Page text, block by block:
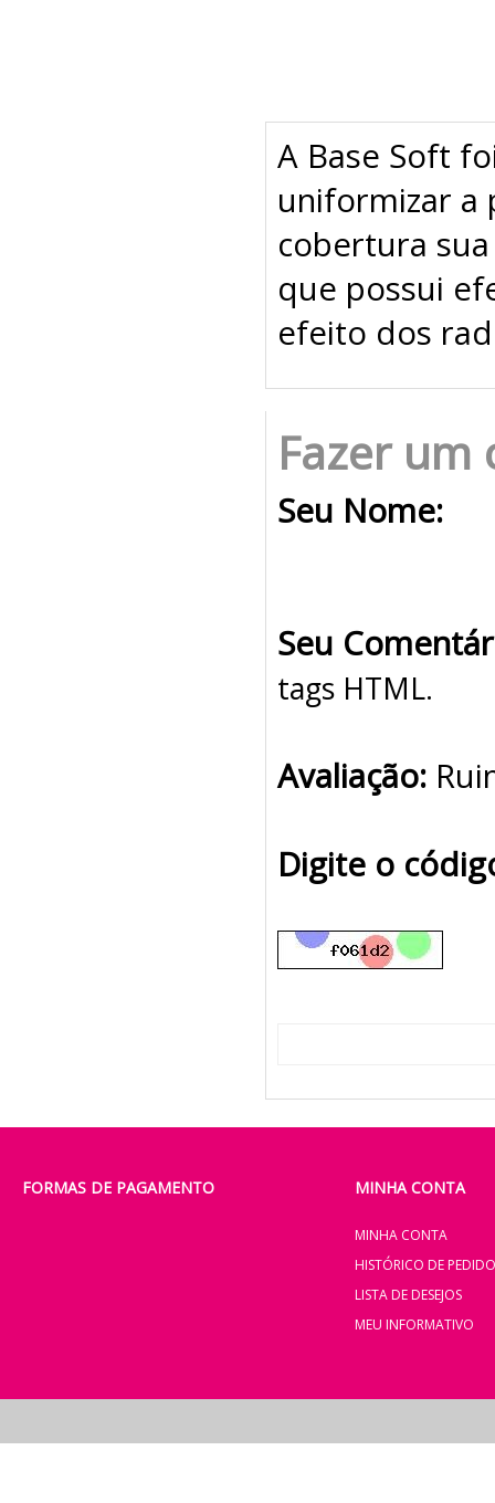
A Base Soft
uniformizar a
cobertura
que possui
efeito dos
Fazer um
Seu Nome:
Seu
tags HTML.
Avaliação:
Digite o
FORMAS DE PAGAMENTO MINHA CONTA
MINHA CONTA
HISTÓRICO DE
LISTA DE DESEJOS
MEU INFORMATIVO